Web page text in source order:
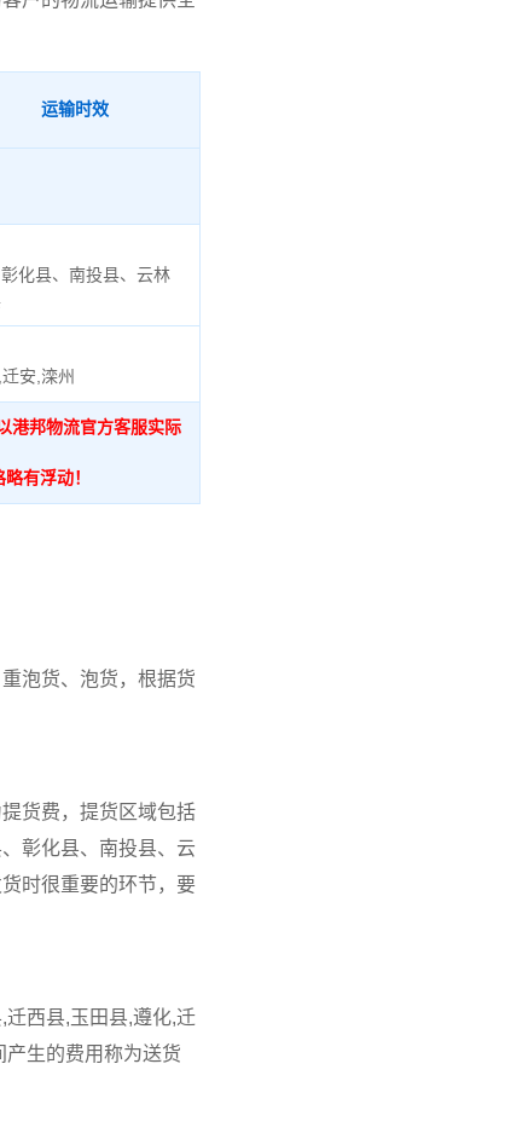
运输时效
化县、南投县、云林
安,滦州
港邦物流官方客服实际
有浮动！
泡货、泡货，根据货
货费，提货区域包括
彰化县、南投县、云
时很重要的环节，要
西县,玉田县,遵化,迁
生的费用称为送货